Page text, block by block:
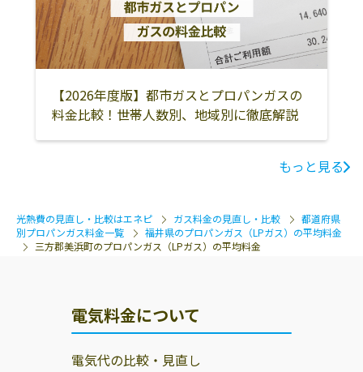
【2026年度版】都市ガスとプロパンガスの
料金比較！世帯人数別、地域別に徹底解説
もっと見る
光熱費の見直し・比較はエネピ ガス料金の見直し・比較
都道府県
別プロパンガス料金一覧
福井県のプロパンガス（LPガス）の平均料金
三方郡美浜町のプロパンガス（LPガス）の平均料金
電気料金について
電気代の比較・見直し